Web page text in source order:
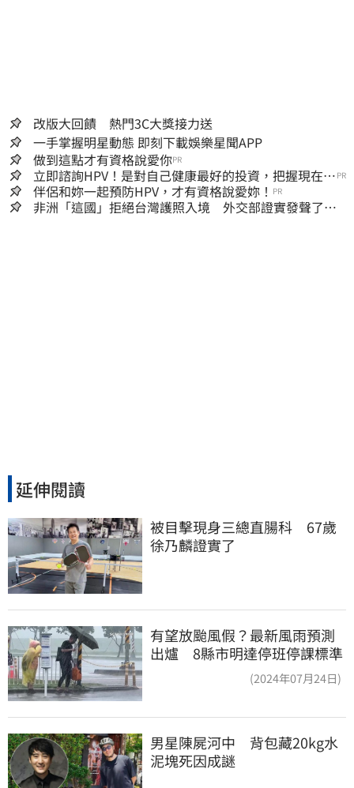
改版大回饋 熱門3C大獎接力送
一手掌握明星動態 即刻下載娛樂星聞APP
做到這點才有資格說愛你PR
立即諮詢HPV！是對自己健康最好的投資，把握現在不
嫌晚！
PR
伴侶和妳一起預防HPV，才有資格說愛妳！ PR
非洲「這國」拒絕台灣護照入境 外交部證實發聲了：
延伸閱讀
被目擊現身三總直腸科　67歲
徐乃麟證實了
有望放颱風假？最新風雨預測
出爐 8縣市明達停班停課標準
(2024年07月24日)
男星陳屍河中　背包藏20kg水
泥塊死因成謎